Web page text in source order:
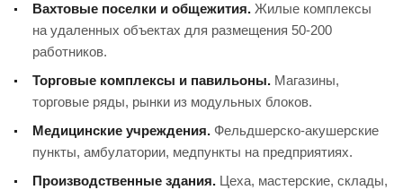
Вахтовые поселки и общежития. Жилые комплексы
на удаленных объектах для размещения 50-200
работников.
Торговые комплексы и павильоны. Магазины,
торговые ряды, рынки из модульных блоков.
Медицинские учреждения. Фельдшерско-акушерские
пункты, амбулатории, медпункты на предприятиях.
Производственные здания. Цеха, мастерские, склады,